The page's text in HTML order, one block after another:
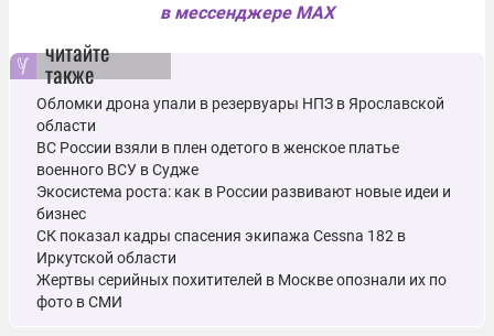
в мессенджере MAX
читайте
также
Обломки дрона упали в резервуары НПЗ в Ярославской
области
ВС России взяли в плен одетого в женское платье
военного ВСУ в Судже
Экосистема роста: как в России развивают новые идеи и
бизнес
СК показал кадры спасения экипажа Cessna 182 в
Иркутской области
Жертвы серийных похитителей в Москве опознали их по
фото в СМИ